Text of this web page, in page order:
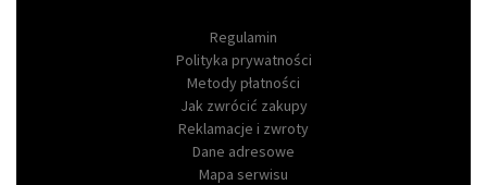
Regulamin
Polityka prywatności
Metody płatności
Jak zwrócić zakupy
Reklamacje i zwroty
Dane adresowe
Mapa serwisu